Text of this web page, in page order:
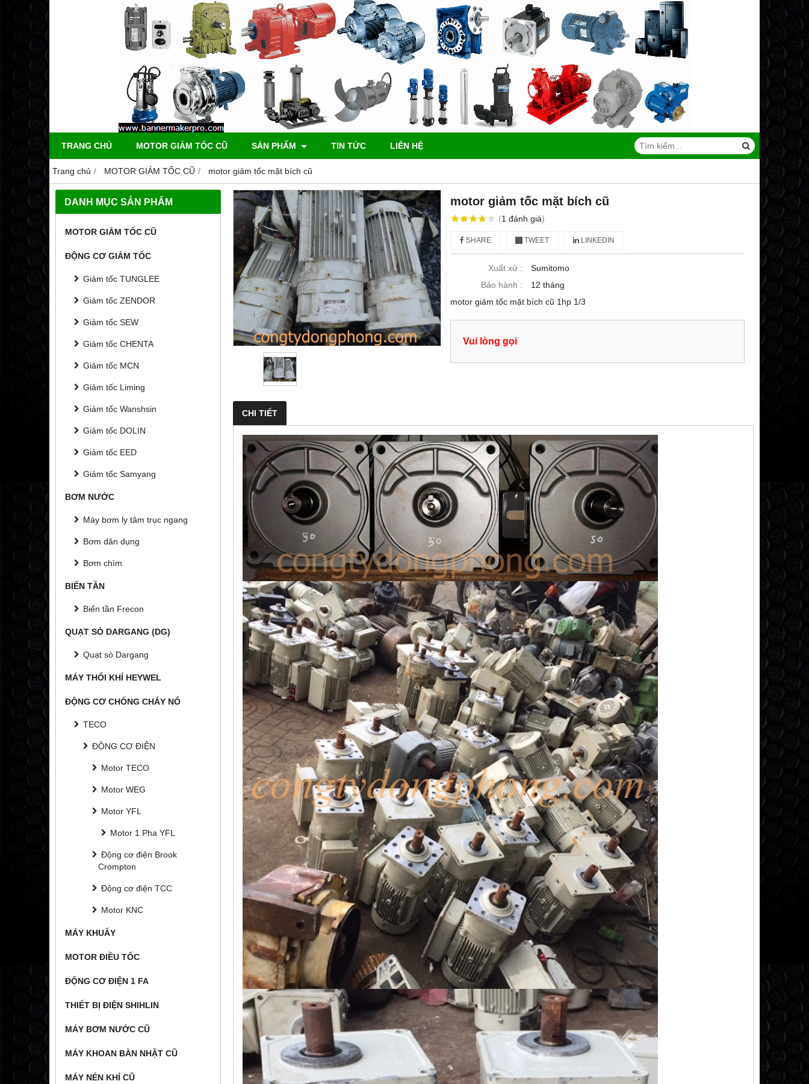
TRANG CHỦ MOTOR GIẢM TỐC CŨ SẢN PHẨM TIN TỨC LIÊN HỆ
Trang chủ MOTOR GIẢM TỐC CŨ motor giảm tốc mặt bích cũ
DANH MỤC SẢN PHẨM
MOTOR GIẢM TỐC CŨ
ĐỘNG CƠ GIẢM TỐC
Giảm tốc TUNGLEE
Giảm tốc ZENDOR
Giảm tốc SEW
Giảm tốc CHENTA
Giảm tốc MCN
Giảm tốc Liming
Giảm tốc Wanshsin
Giảm tốc DOLIN
Giảm tốc EED
Giảm tốc Samyang
BƠM NƯỚC
Máy bơm ly tâm trục ngang
Bơm dân dụng
Bơm chìm
BIẾN TẦN
Biến tần Frecon
QUẠT SÒ DARGANG (DG)
Quạt sò Dargang
MÁY THỔI KHÍ HEYWEL
ĐỘNG CƠ CHỐNG CHÁY NỔ
TECO
ĐỘNG CƠ ĐIỆN
Motor TECO
Motor WEG
Motor YFL
Motor 1 Pha YFL
Động cơ điện Brook
Crompton
Động cơ điện TCC
Motor KNC
MÁY KHUẤY
MOTOR ĐIỀU TỐC
ĐỘNG CƠ ĐIỆN 1 FA
THIẾT BỊ ĐIỆN SHIHLIN
MÁY BƠM NƯỚC CŨ
MÁY KHOAN BÀN NHẬT CŨ
MÁY NÉN KHÍ CŨ
motor giảm tốc mặt bích cũ
(1 đánh giá)
SHARE TWEET LINKEDIN
Xuất xứ :
Sumitomo
Bảo hành :
12 tháng
motor giảm tốc mặt bích cũ 1hp 1/3
Vui lòng gọi
CHI TIẾT